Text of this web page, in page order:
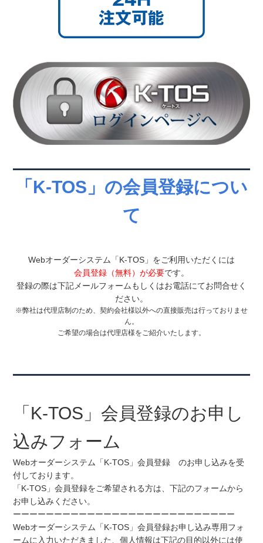
「K-TOS」の会員登録につい
て
Webオーダーシステム「K-TOS」をご利用いただくには
会員登録（無料）が必要です。
登録の際は下記メールフォームもしくはお電話にてお問合せく
ださい。
※弊社は代理店制のため、契約会社様以外への直接販売は行っておりませ
ん。
ご希望の場合は代理店様をご紹介いたします。
「K-TOS」会員登録のお申し
込みフォーム
Webオーダーシステム「K-TOS」会員登録 のお申し込みを受
付しております。
「K-TOS」会員登録をご希望される方は、下記のフォームから
お申し込みください。
ーーーーーーーーーーーーーーーーーーーーーーーーーーー
Webオーダーシステム「K-TOS」会員登録お申し込み専用フォ
ームに入力いただきました、個人情報は下記の目的以外には使